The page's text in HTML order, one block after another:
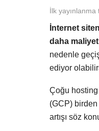
İlk yayınlanma
İnternet
daha
nedenle
ediyor
Çoğu
(GCP)
artışı söz